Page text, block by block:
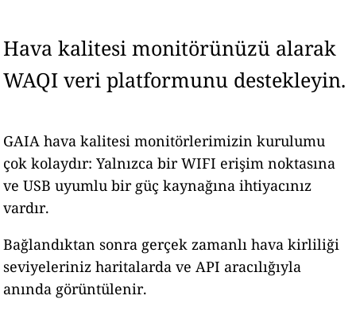
Hava kalitesi monitörünüzü alarak
WAQI veri platformunu destekleyin.
GAIA hava kalitesi monitörlerimizin kurulumu
çok kolaydır: Yalnızca bir WIFI erişim noktasına
ve USB uyumlu bir güç kaynağına ihtiyacınız
vardır.
Bağlandıktan sonra gerçek zamanlı hava kirliliği
seviyeleriniz haritalarda ve API aracılığıyla
anında görüntülenir.